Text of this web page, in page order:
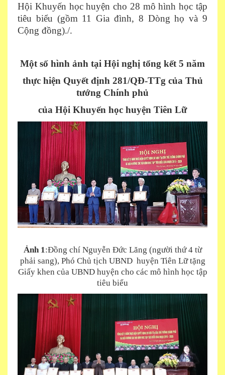
Hội Khuyến học huyện cho 28 mô hình học tập
tiêu biểu (gồm 11 Gia đình, 8 Dòng họ và 9
Cộng đồng)./.
Một số hình ảnh tại Hội nghị tổng kết 5 năm
thực hiện Quyết định 281/QĐ-TTg của Thủ
tướng Chính phủ
của Hội Khuyến học huyện Tiên Lữ
Ảnh 1:Đồng chí Nguyễn Đức Lăng (người thứ 4 từ
phải sang), Phó Chủ tịch UBND huyện Tiên Lữ tặng
Giấy khen của UBND huyện cho các mô hình học tập
tiêu biểu